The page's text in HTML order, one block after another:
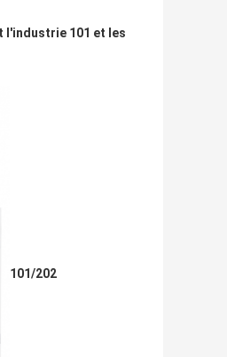
l'industrie 101 et les
101/202